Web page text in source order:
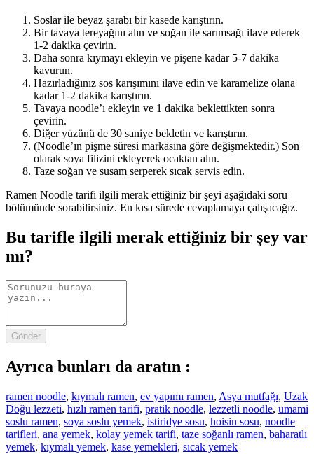
Soslar ile beyaz şarabı bir kasede karıştırın.
Bir tavaya tereyağını alın ve soğan ile sarımsağı ilave ederek
1-2 dakika çevirin.
Daha sonra kıymayı ekleyin ve pişene kadar 5-7 dakika
kavurun.
Hazırladığınız sos karışımını ilave edin ve karamelize olana
kadar 1-2 dakika karıştırın.
Tavaya noodle’ı ekleyin ve 1 dakika beklettikten sonra
çevirin.
Diğer yüzünü de 30 saniye bekletin ve karıştırın.
(Noodle’ın pişme süresi markasına göre değişmektedir.) Son
olarak soya filizini ekleyerek ocaktan alın.
Taze soğan ve susam serperek sıcak servis edin.
Ramen Noodle tarifi ilgili merak ettiğiniz bir şeyi aşağıdaki soru
bölümünde sorabilirsiniz. En kısa sürede cevaplamaya çalışacağız.
Bu tarifle ilgili merak ettiğiniz bir şey var
mı?
Gönder
Ayrıca bunları da aratın :
ramen noodle, kıymalı ramen, ev yapımı ramen, Asya mutfağı, Uzak
Doğu lezzeti, hızlı ramen tarifi, pratik noodle, lezzetli noodle, umami
soslu ramen, soya soslu yemek, istiridye sosu, hoisin sosu, noodle
tarifleri, ana yemek, kolay yemek tarifi, taze soğanlı ramen, baharatlı
yemek, kıymalı yemek, kase yemekleri, sıcak yemek